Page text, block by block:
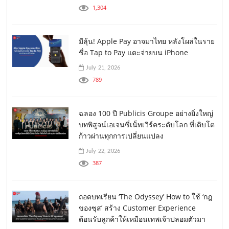
1,304
มีลุ้น! Apple Pay อาจมาไทย หลังโผล่ในราย
ชื่อ Tap to Pay แตะจ่ายบน iPhone
July 21, 2026
789
ฉลอง 100 ปี Publicis Groupe อย่างยิ่งใหญ่
บทพิสูจน์เอเจนซี่เน็ทเวิร์คระดับโลก ที่เติบโต
ก้าวผ่านทุกการเปลี่ยนแปลง
July 22, 2026
387
ถอดบทเรียน ‘The Odyssey’ How to ใช้ ‘กฎ
ของซุส’ สร้าง Customer Experience
ต้อนรับลูกค้าให้เหมือนเทพเจ้าปลอมตัวมา